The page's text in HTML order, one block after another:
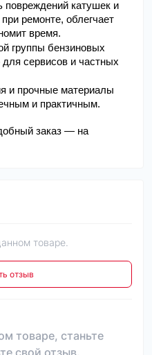
повреждений катушек и
ремонте, облегчает
время.
группы бензиновых
сервисов и частных
и прочные материалы
и практичным.
заказ — на
товаре.
отзыв
товаре, станьте
свой отзыв.